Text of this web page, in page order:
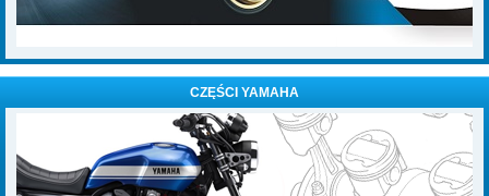
CZĘŚCI YAMAHA